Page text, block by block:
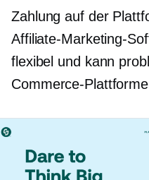
Zahlung auf der
Affiliate-Marketing-
flexibel und kann
Commerce-